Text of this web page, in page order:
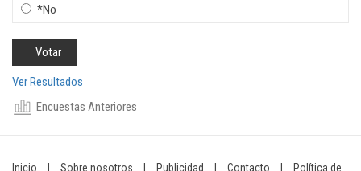
*No
Ver Resultados
Encuestas Anteriores
Inicio Sobre nosotros Publicidad Contacto Política de